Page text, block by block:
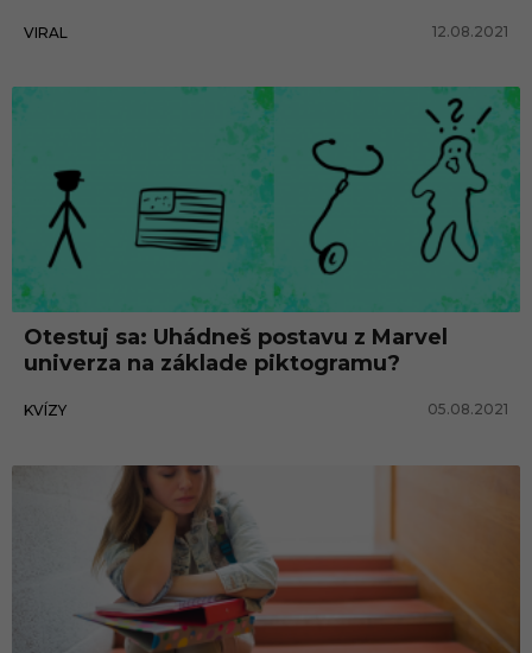
VIRAL 12.08.2021
Otestuj sa: Uhádneš postavu z Marvel
univerza na základe piktogramu?
KVÍZY 05.08.2021